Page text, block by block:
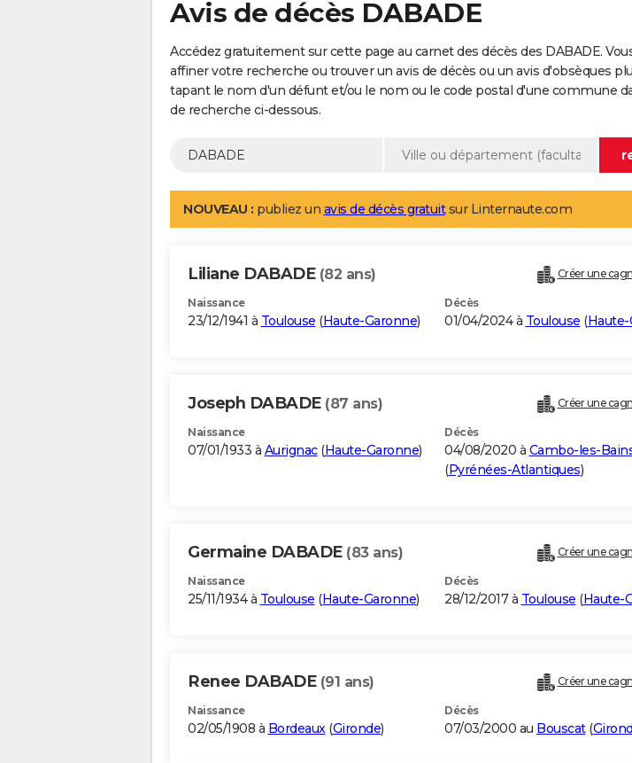
Avis de décès DABADE
Accédez gratuitement sur cette page au carnet des décès des DABADE.
affiner votre recherche ou trouver un avis de décès ou un avis d'obsèques
tapant le nom d'un défunt et/ou le nom ou le code postal d'une commune
de recherche ci-dessous.
NOUVEAU : publiez un avis de décès gratuitsur Linternaute.com
Liliane DABADE (82 ans) Créer une
Naissance
23/12/1941 à Toulouse (Haute-Garonne)
Décès
01/04/2024 à Toulouse (Haute-
Joseph DABADE (87 ans) Créer une
Naissance
07/01/1933 à Aurignac(Haute-Garonne)
Décès
04/08/2020 à Cambo-les-
(Pyrénées-Atlantiques)
Germaine DABADE (83 ans) Créer une
Naissance
25/11/1934 à Toulouse (Haute-Garonne)
Décès
28/12/2017 à Toulouse (Haute-
Renee DABADE (91 ans) Créer une
Naissance
02/05/1908 à Bordeaux(Gironde)
Décès
07/03/2000 au Bouscat(